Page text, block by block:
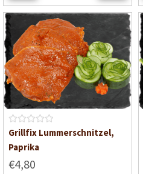
B
e
e
Grillfix Lummerschnitzel,
Paprika
€4,80